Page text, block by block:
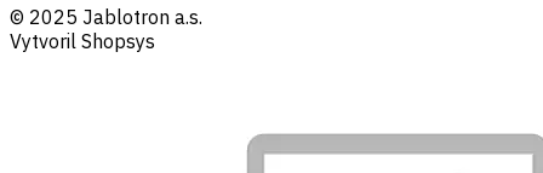
© 2025 Jablotron a.s.
Vytvoril Shopsys